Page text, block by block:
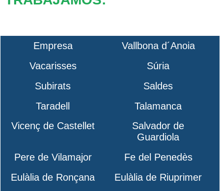
Empresa
Vallbona d´Anoia
Vacarisses
Súria
Subirats
Saldes
Taradell
Talamanca
Vicenç de Castellet
Salvador de
Guardiola
Pere de Vilamajor
Fe del Penedès
Eulàlia de Ronçana
Eulàlia de Riuprimer